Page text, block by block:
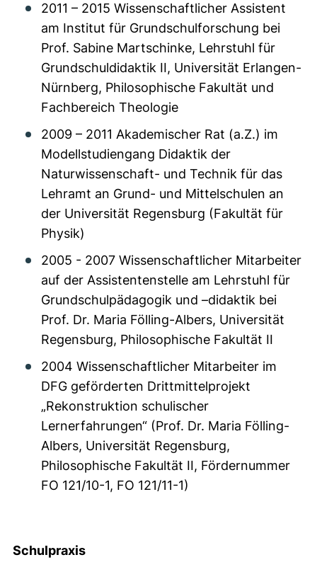
2011 – 2015 Wissenschaftlicher Assistent
am Institut für Grundschulforschung bei
Prof. Sabine Martschinke, Lehrstuhl für
Grundschuldidaktik II, Universität Erlangen-
Nürnberg, Philosophische Fakultät und
Fachbereich Theologie
2009 – 2011 Akademischer Rat (a.Z.) im
Modellstudiengang Didaktik der
Naturwissenschaft- und Technik für das
Lehramt an Grund- und Mittelschulen an
der Universität Regensburg (Fakultät für
Physik)
2005 - 2007 Wissenschaftlicher Mitarbeiter
auf der Assistentenstelle am Lehrstuhl für
Grundschulpädagogik und –didaktik bei
Prof. Dr. Maria Fölling-Albers, Universität
Regensburg, Philosophische Fakultät II
2004 Wissenschaftlicher Mitarbeiter im
DFG geförderten Drittmittelprojekt
„Rekonstruktion schulischer
Lernerfahrungen“ (Prof. Dr. Maria Fölling-
Albers, Universität Regensburg,
Philosophische Fakultät II, Fördernummer
FO 121/10-1, FO 121/11-1)
Schulpraxis